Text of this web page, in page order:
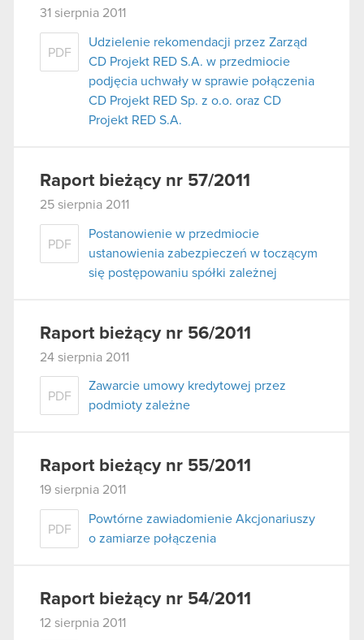
31 sierpnia 2011
PDF
Udzielenie rekomendacji przez Zarząd
CD Projekt RED S.A. w przedmiocie
podjęcia uchwały w sprawie połączenia
CD Projekt RED Sp. z o.o. oraz CD
Projekt RED S.A.
Raport bieżący nr 57/2011
25 sierpnia 2011
PDF
Postanowienie w przedmiocie
ustanowienia zabezpieczeń w toczącym
się postępowaniu spółki zależnej
Raport bieżący nr 56/2011
24 sierpnia 2011
PDF
Zawarcie umowy kredytowej przez
podmioty zależne
Raport bieżący nr 55/2011
19 sierpnia 2011
PDF
Powtórne zawiadomienie Akcjonariuszy
o zamiarze połączenia
Raport bieżący nr 54/2011
12 sierpnia 2011